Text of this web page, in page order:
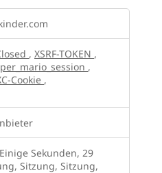
, XSRF-TOKEN ,
,
Cookie ,
Sekunden, 29
Sitzung, Sitzung,